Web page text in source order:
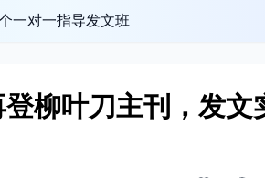
一对一指导发文班
柳叶刀主刊，发文